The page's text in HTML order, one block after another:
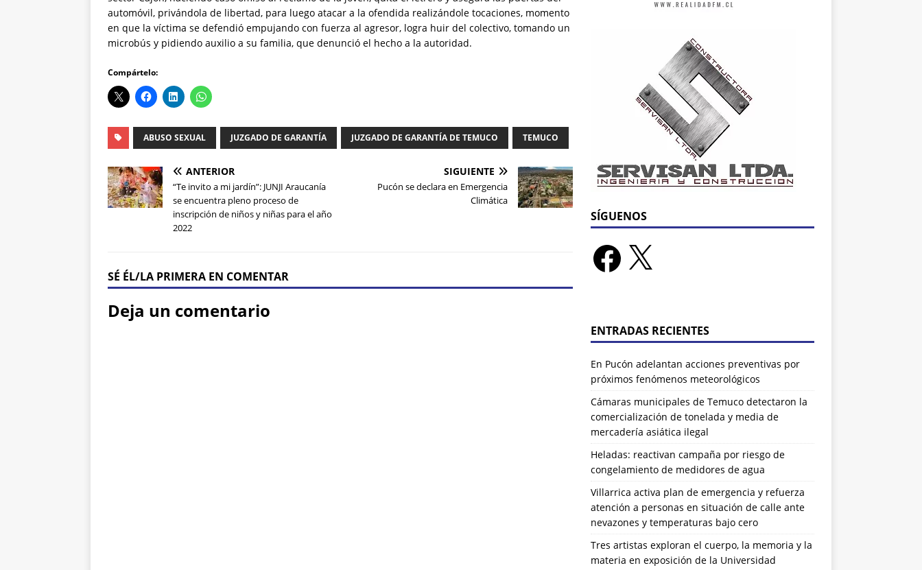
automóvil, privándola de libertad, para luego atacar a la ofendida realizándole tocaciones, momento
en que la víctima se defendió empujando con fuerza al agresor, logra huir del colectivo, tomando un
microbús y pidiendo auxilio a su familia, que denunció el hecho a la autoridad.
Compártelo:
ABUSO SEXUAL JUZGADO DE GARANTÍA JUZGADO DE GARANTÍA DE TEMUCO TEMUCO
ANTERIOR
“Te invito a mi jardín”: JUNJI Araucanía
se encuentra pleno proceso de
inscripción de niños y niñas para el año
2022
SIGUIENTE
Pucón se declara en Emergencia
Climática
SÉ ÉL/LA PRIMERA EN COMENTAR
Deja un comentario
SÍGUENOS
ENTRADAS RECIENTES
En Pucón adelantan acciones preventivas por
próximos fenómenos meteorológicos
Cámaras municipales de Temuco detectaron la
comercialización de tonelada y media de
mercadería asiática ilegal
Heladas: reactivan campaña por riesgo de
congelamiento de medidores de agua
Villarrica activa plan de emergencia y refuerza
atención a personas en situación de calle ante
nevazones y temperaturas bajo cero
Tres artistas exploran el cuerpo, la memoria y la
materia en exposición de la Universidad